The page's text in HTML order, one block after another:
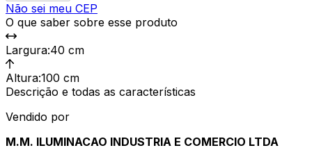
Não sei meu CEP
O que saber sobre esse produto
Largura:40 cm
Altura:100 cm
Descrição e todas as características
Vendido por
M.M. ILUMINACAO INDUSTRIA E COMERCIO LTDA